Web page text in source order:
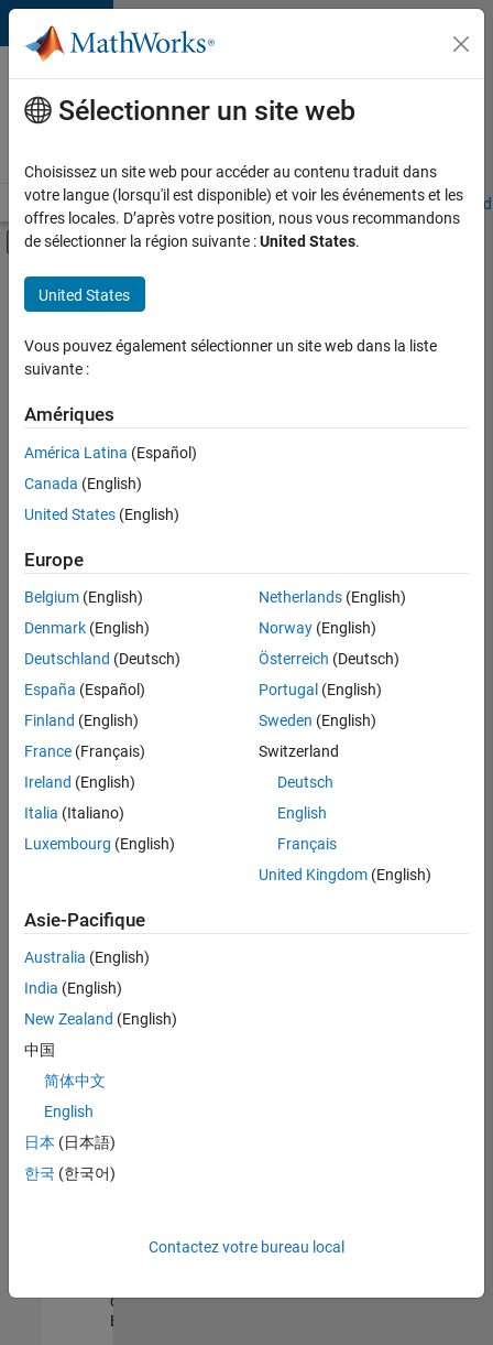
Passer au contenu
Votre
carrière
chez
Accueil Explorer nos opportunités Adresses de nos bureaux
Activer/désactiver l'affichage du menu
Contenu principal
FILTRER PAR
Développement de produits
Gestion des programmes
Ingénierie de la qualité
Enregistrer
sélectionnées
Les
descriptions
poste
n’ont
pas
été
traduites.
Effectuez
lieu
pour
l’ensemble
des
opportunités
votre
région.
Senior Software Quality Engineer
Senior
Engineer
qualité |
Expérimenté(e)
Sélectionner un site web
Choisissez un site web pour accéder au contenu traduit dans
votre langue (lorsqu'il est disponible) et voir les événements et les
offres locales. D’après votre position, nous vous recommandons
de sélectionner la région suivante :United States.
United States
Vous pouvez également sélectionner un site web dans la liste
suivante :
Amériques
América Latina (Español)
Canada (English)
United States (English)
Europe
Belgium (English)
Denmark (English)
Deutschland (Deutsch)
España (Español)
Finland (English)
France (Français)
Ireland (English)
Italia (Italiano)
Luxembourg (English)
Netherlands(English)
Norway(English)
Österreich (Deutsch)
Portugal (English)
Sweden (English)
Switzerland
Deutsch
English
Français
United Kingdom(English)
Asie-Pacifique
Australia (English)
India (English)
New Zealand (English)
中国
简体中文
English
日本 (日本語)
한국 (한국어)
Contactez votre bureau local